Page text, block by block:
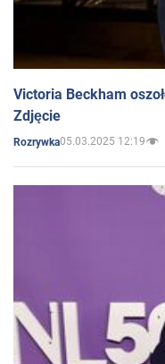
Victoria Beckham
Zdjęcie
Rozrywka05.03.2025 12:19